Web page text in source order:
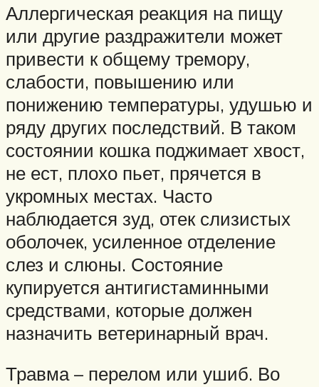
Аллергическая реакция на пищу
или другие раздражители может
привести к общему тремору,
слабости, повышению или
понижению температуры, удушью и
ряду других последствий. В таком
состоянии кошка поджимает хвост,
не ест, плохо пьет, прячется в
укромных местах. Часто
наблюдается зуд, отек слизистых
оболочек, усиленное отделение
слез и слюны. Состояние
купируется антигистаминными
средствами, которые должен
назначить ветеринарный врач.
Травма – перелом или ушиб. Во